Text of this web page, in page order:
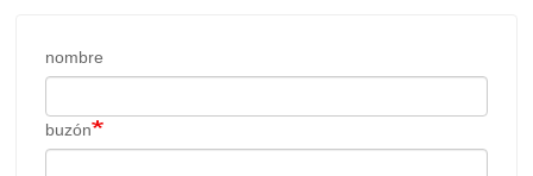
nombre
buzón